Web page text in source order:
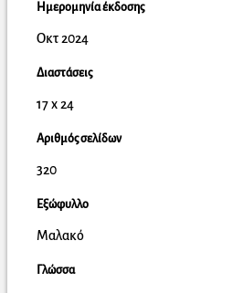
Ημερομηνία έκδοσης
Οκτ 2024
Διαστάσεις
17 x 24
Αριθμός σελίδων
320
Εξώφυλλο
Μαλακό
Γλώσσα